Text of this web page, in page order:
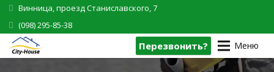
Винница, проезд Станиславского, 7
(098) 295-85-38
Перезвонить? Меню